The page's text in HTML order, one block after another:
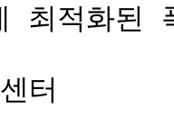
적화된
터